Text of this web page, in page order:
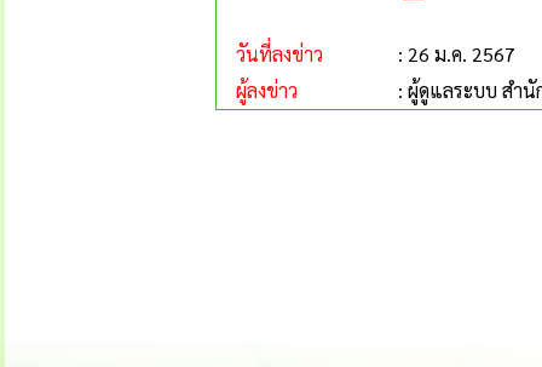
วันที่ลงข่าว
: 26 ม.ค. 2567
ผู้ลงข่าว
: ผู้ดูแลระบบ สำ